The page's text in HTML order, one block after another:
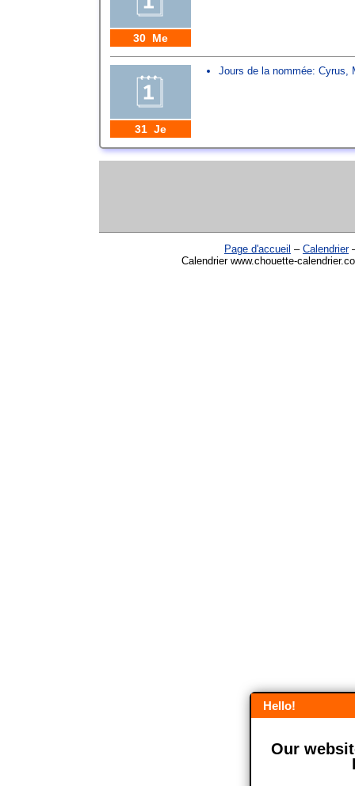
30 Me
31 Je
Jours de la nommée: Cyrus,
Page d'accueil – Calendrier
Calendrier www.chouette-
Hello!
Our